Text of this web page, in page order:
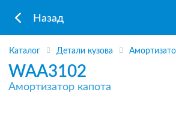
Назад
Каталог Детали кузова
WAA3102
Амортизатор капота